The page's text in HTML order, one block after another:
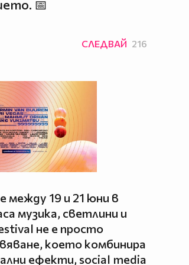
📅
СЛЕДВАЙ 216
19 и 21 юни в
музика, светлини и
не е просто
което комбинира
ефекти, social media